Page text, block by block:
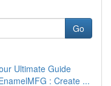
Go
Ultimate Guide
: Create ...